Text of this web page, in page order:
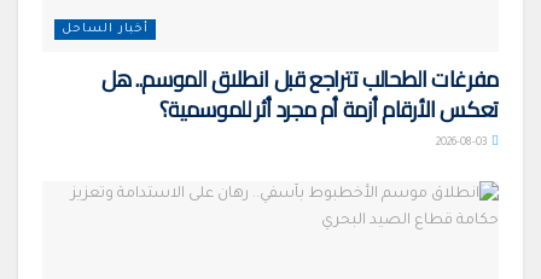
أخبار الساحل
مفرغات الطحالب تتراجع قبل انطلاق الموسم.. هل
تعكس الأرقام أزمة أم مجرد أثر للموسمية؟